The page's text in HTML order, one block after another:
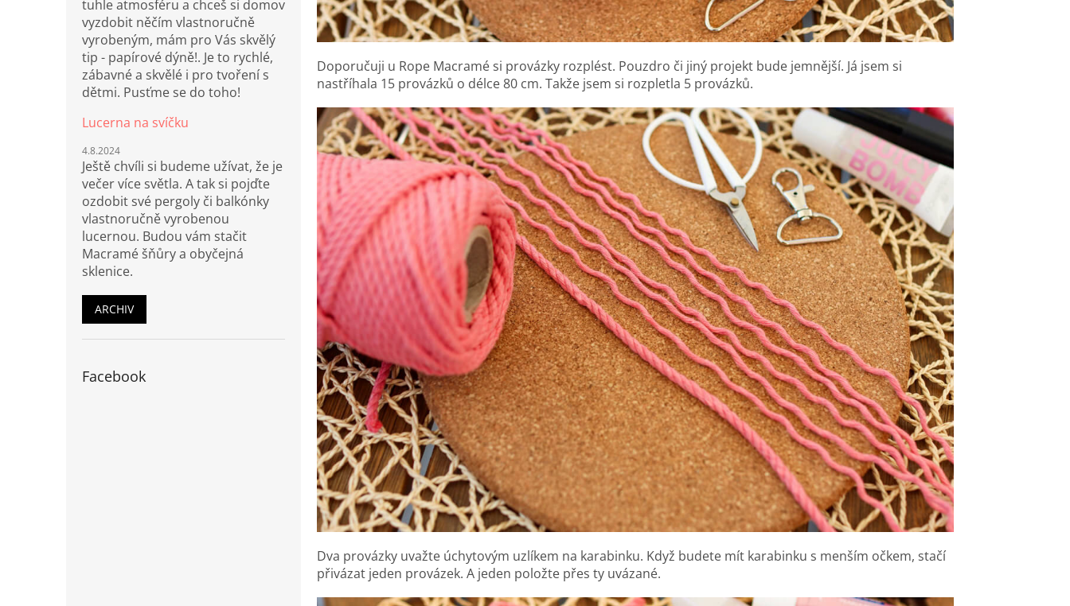
tuhle atmosféru a chceš si domov
vyzdobit něčím vlastnoručně
vyrobeným, mám pro Vás skvělý
tip - papírové dýně!. Je to rychlé,
zábavné a skvělé i pro tvoření s
dětmi. Pusťme se do toho!
Lucerna na svíčku
4.8.2024
Ještě chvíli si budeme užívat, že je
večer více světla. A tak si pojďte
ozdobit své pergoly či balkónky
vlastnoručně vyrobenou
lucernou. Budou vám stačit
Macramé šňůry a obyčejná
sklenice.
ARCHIV
Facebook
Doporučuji u Rope Macramé si provázky rozplést. Pouzdro či jiný projekt bude jemnější. Já jsem si
nastříhala 15 provázků o délce 80 cm. Takže jsem si rozpletla 5 provázků.
Dva provázky uvažte úchytovým uzlíkem na karabinku. Když budete mít karabinku s menším očkem, stačí
přivázat jeden provázek. A jeden položte přes ty uvázané.